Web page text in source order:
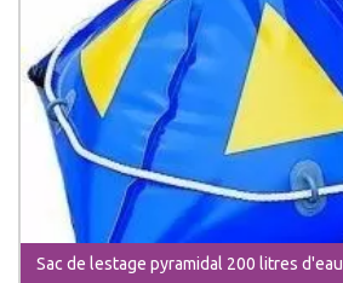
Sac de lestage pyramidal 200 litres d'eau